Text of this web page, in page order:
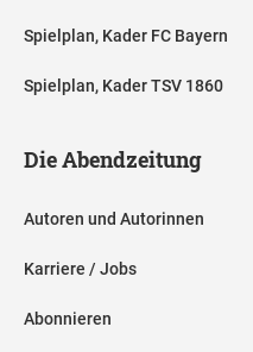
Spielplan, Kader FC Bayern
Spielplan, Kader TSV 1860
Die Abendzeitung
Autoren und Autorinnen
Karriere / Jobs
Abonnieren